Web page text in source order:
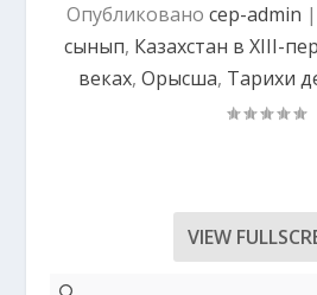
Опубликовано cep-admin |
сынып, Казахстан в XIII-
веках, Орысша, Тарихи
VIEW